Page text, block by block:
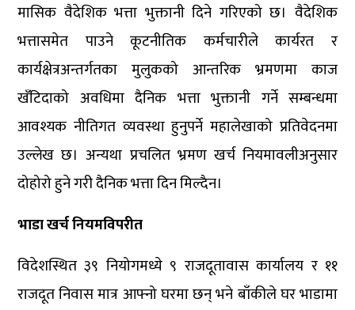
मासिक वैदेशिक भत्ता भुक्तानी दिने गरिएको छ। वैदेशिक
भत्तासमेत पाउने कूटनीतिक कर्मचारीले कार्यरत र
कार्यक्षेत्रअन्तर्गतका मुलुकको आन्तरिक भ्रमणमा काज
खँटिदाको अवधिमा दैनिक भत्ता भुक्तानी गर्ने सम्बन्धमा
आवश्यक नीतिगत व्यवस्था हुनुपर्ने महालेखाको प्रतिवेदनमा
उल्लेख छ। अन्यथा प्रचलित भ्रमण खर्च नियमावलीअनुसार
दोहोरो हुने गरी दैनिक भत्ता दिन मिल्दैन।
भाडा खर्च नियमविपरीत
विदेशस्थित ३९ नियोगमध्ये ९ राजदूतावास कार्यालय र ११
राजदूत निवास मात्र आफ्नो घरमा छन् भने बाँकीले घर भाडामा